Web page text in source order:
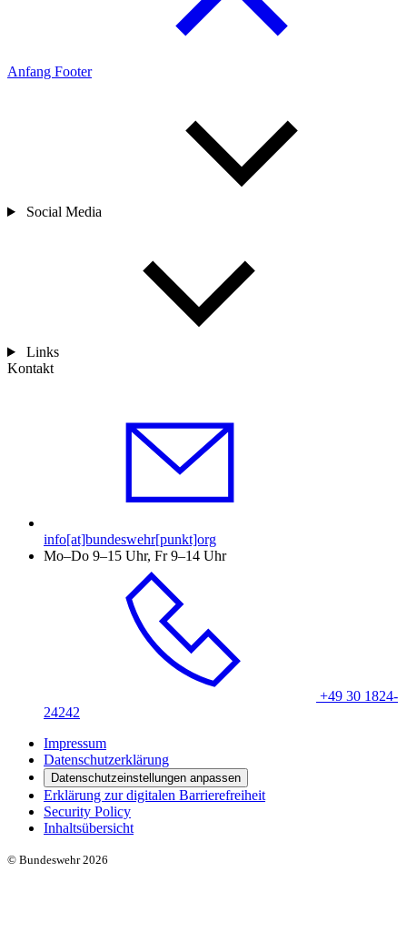
Anfang Footer
Social Media
Links
Kontakt
info[at]bundeswehr[punkt]org
Mo–Do 9–15 Uhr, Fr 9–14 Uhr
+49 30 1824-
24242
Impressum
Datenschutzerklärung
Datenschutzeinstellungen anpassen
Erklärung zur digitalen Barrierefreiheit
Security Policy
Inhaltsübersicht
© Bundeswehr 2026